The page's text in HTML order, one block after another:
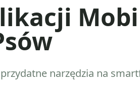
narzędzia na